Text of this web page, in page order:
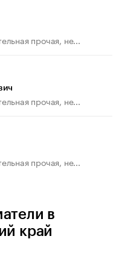
прочая, не...
прочая, не...
прочая, не...
в
край